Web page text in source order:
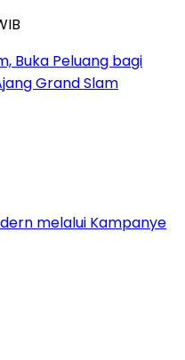
Buka Peluang bagi
Grand Slam
melalui Kampanye